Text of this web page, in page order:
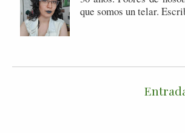
que somos un telar.